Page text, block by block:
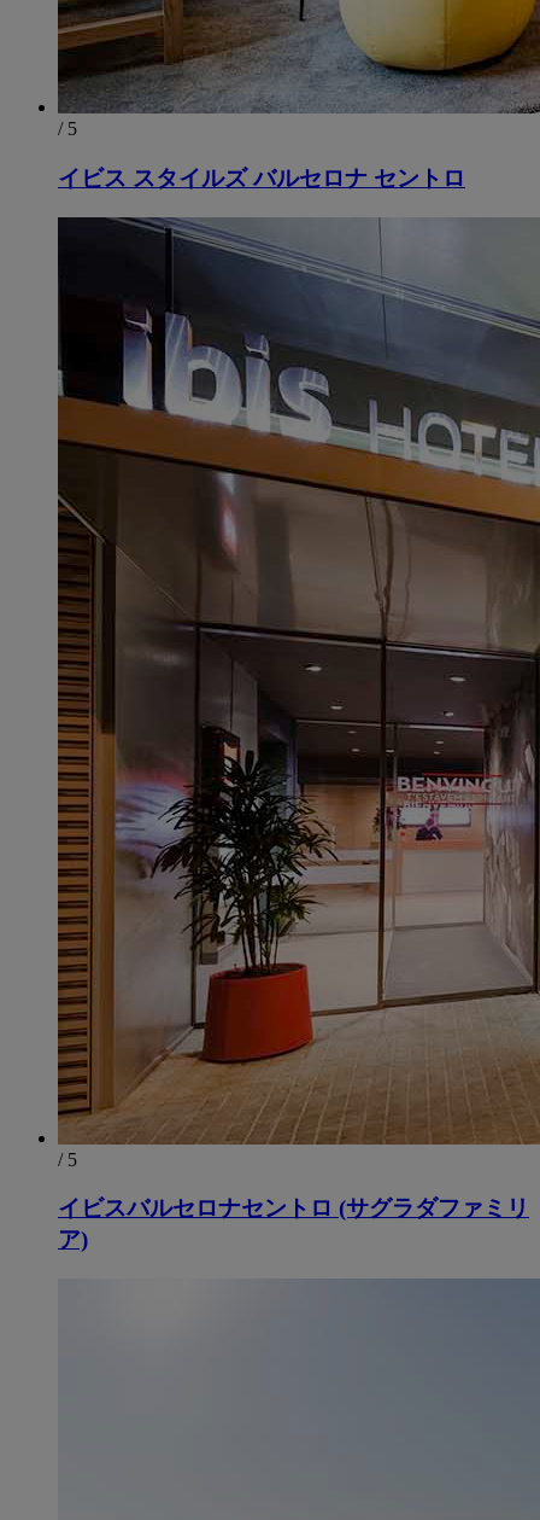
/ 5
イビス スタイルズ バルセロナ セントロ
/ 5
イビスバルセロナセントロ (サグラダファミリ
ア)